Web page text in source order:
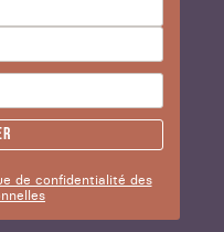
de confidentialité des